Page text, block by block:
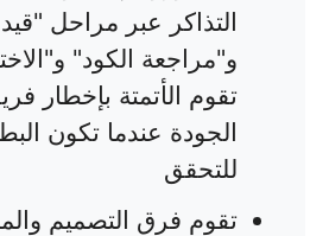
التذاكر عبر مراحل "قيد
و"مراجعة الكود"
تقوم الأتمتة بإخطار
الجودة عندما تكون
للتحقق
تقوم فرق التصميم